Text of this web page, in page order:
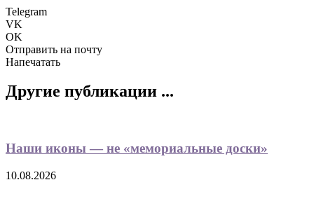
Telegram
VK
OK
Отправить на почту
Напечатать
Другие публикации ...
Наши иконы — не «мемориальные доски»
10.08.2026